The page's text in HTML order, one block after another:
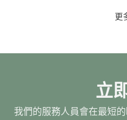
更
立
我們的服務人員會在最短